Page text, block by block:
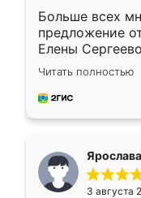
Больше всех
предложение
Елены
короткие
для замера
предложил по
Читать полностью
Ярослава
3 августа